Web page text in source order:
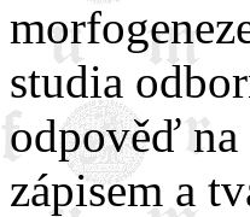
studia
odpověď
zápisem a